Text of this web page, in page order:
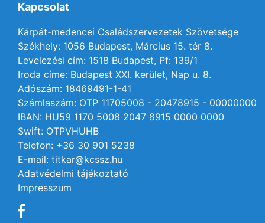
Kapcsolat
Kárpát-medencei Családszervezetek Szövetsége
Székhely: 1056 Budapest, Március 15. tér 8.
Levelezési cím: 1518 Budapest, Pf: 139/1
Iroda címe: Budapest XXI. kerület, Nap u. 8.
Adószám: 18469491-1-41
Számlaszám: OTP 11705008 - 20478915 - 00000000
IBAN: HU59 1170 5008 2047 8915 0000 0000
Swift: OTPVHUHB
Telefon: +36 30 901 5238
E-mail: titkar@kcssz.hu
Adatvédelmi tájékoztató
Impresszum